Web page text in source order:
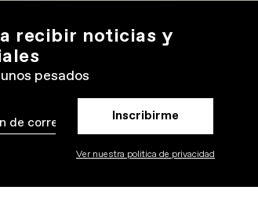
recibir noticias y
pesados
Inscribirme
Ver nuestra politica de privacidad